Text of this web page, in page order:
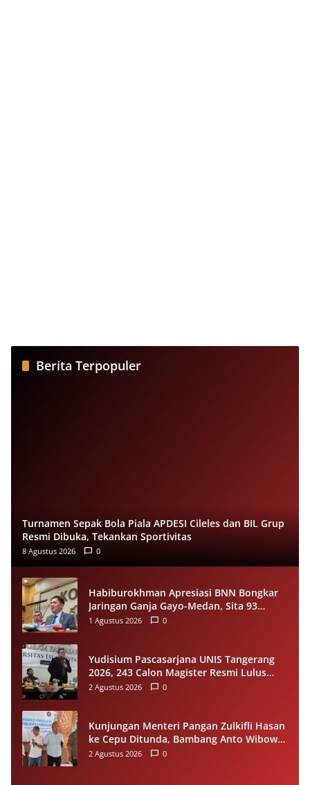
Berita Terpopuler
Turnamen Sepak Bola Piala APDESI Cileles dan BIL Grup
Resmi Dibuka, Tekankan Sportivitas
8 Agustus 2026 0
Habiburokhman Apresiasi BNN Bongkar
Jaringan Ganja Gayo-Medan, Sita 93
Kilogram di Sumut
1 Agustus 2026 0
Yudisium Pascasarjana UNIS Tangerang
2026, 243 Calon Magister Resmi Lulus
Siap Diwisuda Oktober
2 Agustus 2026 0
Kunjungan Menteri Pangan Zulkifli Hasan
ke Cepu Ditunda, Bambang Anto Wibowo
Tetap Salurkan Bantuan kepada Warga
2 Agustus 2026 0